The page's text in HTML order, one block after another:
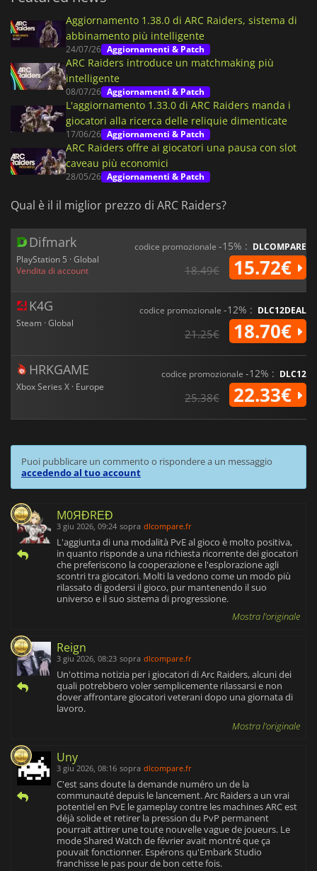
Aggiornamento 1.38.0 di ARC Raiders, sistema di
abbinamento più intelligente
24/07/26 Aggiornamenti & Patch
ARC Raiders introduce un matchmaking più
intelligente
08/07/26 Aggiornamenti & Patch
L'aggiornamento 1.33.0 di ARC Raiders manda i
giocatori alla ricerca delle reliquie dimenticate
17/06/26 Aggiornamenti & Patch
ARC Raiders offre ai giocatori una pausa con slot
caveau più economici
28/05/26 Aggiornamenti & Patch
Qual è il il miglior prezzo di ARC Raiders?
Difmark
PlayStation 5 · Global
Vendita di account
codice promozionale -15% : DLCOMPARE
18.49€ 15.72€
K4G
Steam · Global
codice promozionale -12% : DLC12DEAL
21.25€ 18.70€
HRKGAME
Xbox Series X · Europe
codice promozionale -12% : DLC12
25.38€ 22.33€
Puoi pubblicare un commento o rispondere a un messaggio
accedendo al tuo account
M0ЯĐRΕĐ
3 giu 2026, 09:24 sopra dlcompare.fr
L'aggiunta di una modalità PvE al gioco è molto positiva,
in quanto risponde a una richiesta ricorrente dei giocatori
che preferiscono la cooperazione e l'esplorazione agli
scontri tra giocatori. Molti la vedono come un modo più
rilassato di godersi il gioco, pur mantenendo il suo
universo e il suo sistema di progressione.
Mostra l'originale
Reign
3 giu 2026, 08:23 sopra dlcompare.fr
Un'ottima notizia per i giocatori di Arc Raiders, alcuni dei
quali potrebbero voler semplicemente rilassarsi e non
dover affrontare giocatori veterani dopo una giornata di
lavoro.
Mostra l'originale
Uny
3 giu 2026, 08:16 sopra dlcompare.fr
C'est sans doute la demande numéro un de la
communauté depuis le lancement. Arc Raiders a un vrai
potentiel en PvE le gameplay contre les machines ARC est
déjà solide et retirer la pression du PvP permanent
pourrait attirer une toute nouvelle vague de joueurs. Le
mode Shared Watch de février avait montré que ça
pouvait fonctionner. Espérons qu'Embark Studio
franchisse le pas pour de bon cette fois.